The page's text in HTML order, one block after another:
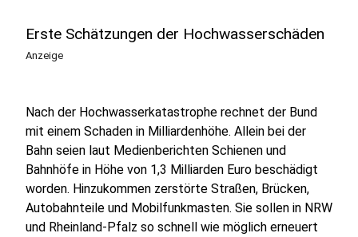
Erste Schätzungen der Hochwasserschäden
Anzeige
Nach der Hochwasserkatastrophe rechnet der Bund
mit einem Schaden in Milliardenhöhe. Allein bei der
Bahn seien laut Medienberichten Schienen und
Bahnhöfe in Höhe von 1,3 Milliarden Euro beschädigt
worden. Hinzukommen zerstörte Straßen, Brücken,
Autobahnteile und Mobilfunkmasten. Sie sollen in NRW
und Rheinland-Pfalz so schnell wie möglich erneuert